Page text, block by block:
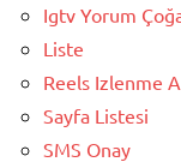
Igtv Yorum
Liste
Reels Izlenme
Sayfa Listesi
SMS Onay